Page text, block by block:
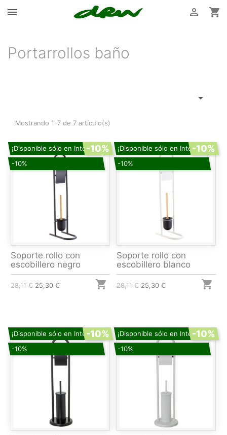
 

Portarrollos baño

Mostrando 1-7 de 7 artículo(s)
¡Disponible sólo en Internet!
-10%
-10%
Soporte rollo con
escobillero negro
28,11 € 25,30 € 
¡Disponible sólo en Internet!
-10%
-10%
Soporte rollo con
escobillero blanco
28,11 € 25,30 € 
¡Disponible sólo en Internet!
-10%
-10%
¡Disponible sólo en Internet!
-10%
-10%